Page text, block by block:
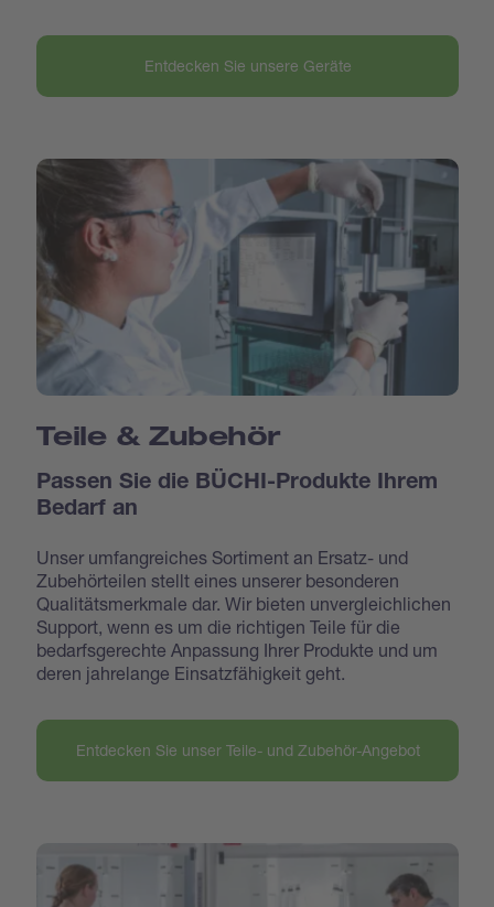
Entdecken Sie unsere Geräte
Teile & Zubehör
Passen Sie die BÜCHI-Produkte Ihrem
Bedarf an
Unser umfangreiches Sortiment an Ersatz- und
Zubehörteilen stellt eines unserer besonderen
Qualitätsmerkmale dar. Wir bieten unvergleichlichen
Support, wenn es um die richtigen Teile für die
bedarfsgerechte Anpassung Ihrer Produkte und um
deren jahrelange Einsatzfähigkeit geht.
Entdecken Sie unser Teile- und Zubehör-Angebot